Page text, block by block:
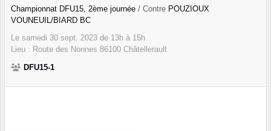
Championnat DFU15, 2ème journée / Contre POUZIOUX
VOUNEUIL/BIARD BC
Le samedi 30 sept. 2023 de 13h à 15h
Lieu : Route des Nonnes 86100 Châtellerault
DFU15-1